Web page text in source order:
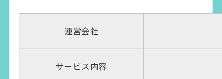
運営会社
サービス内容